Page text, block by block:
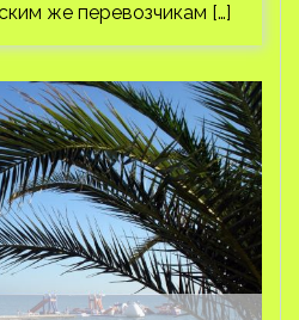
же перевозчикам […]